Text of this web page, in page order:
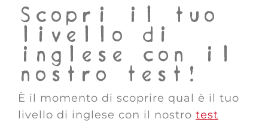
Scopri il tuo
livello di
inglese con il
nostro test!
È il momento di scoprire qual è il tuo
livello di inglese con il nostro test